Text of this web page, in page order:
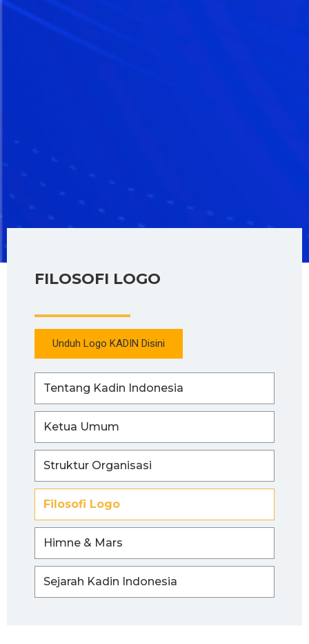
FILOSOFI LOGO
Unduh Logo KADIN Disini
Tentang Kadin Indonesia
Ketua Umum
Struktur Organisasi
Filosofi Logo
Himne & Mars
Sejarah Kadin Indonesia